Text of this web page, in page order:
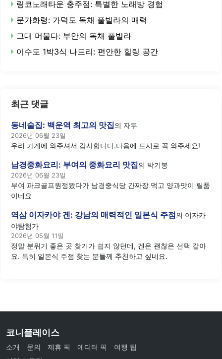
링코노래타운 충주점: 특별한 노래방 경험
문가화령: 가덕도 독채 풀빌라의 매력
그대 머물다: 부안의 독채 풀빌라
이수도 1박3식 나드리: 편안한 힐링 공간
최근 댓글
동네술집: 백운역 최고의 맛집의 자두
2026년 06월 23일
우리 가게에 와주셔서 감사합니다.다음에 드시로 꼭 와주세요!
남경중화요리: 부여의 중화요리 맛집의 박기봉
2026년 06월 23일
부여 파크골프원정왔다가 남경중식당 간짜장 먹고 양과맛이 릴품
이네요
역삼 이자카야 겐: 강남의 매력적인 일본식 주점의 이자카
야탐험가
2026년 05월 11일
정말 분위기 좋은 곳 찾기가 쉽지 않던데, 겐은 괜찮은 선택 같아
요. 특히 일본식 주점 찾는 분들께 추천하고 싶네요.
코니플레이스
소개 문의 제휴 픽 에디터 픽
여행 팁